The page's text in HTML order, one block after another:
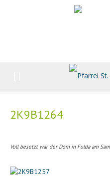
2K9B1264
Voll besetzt war der Dom in Fulda am